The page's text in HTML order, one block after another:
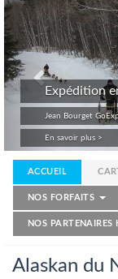
Expédition en
Jean Bourget GoExploria
En savoir plus >
ACCUEIL
NOS FORFAITS
NOS PARTENAIRES
Alaskan du